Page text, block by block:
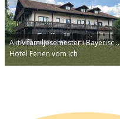
Aktiv familjesemester i Bayerisc…
Hotel Ferien vom Ich